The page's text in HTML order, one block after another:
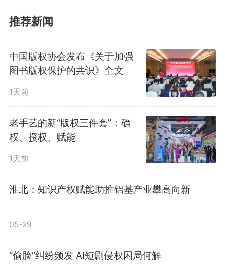
版）》，现印发给你们，供参考使
用。使用过程中，如有相关意见建
议请及时反馈。
国家版权局
2026年5月18日
下载文本请点击
编辑：程宇凡
推荐新闻
中国版权协会发布《关于加强
图书版权保护的共识》全文
1天前
老手艺的新“版权三件套”：确
权、授权、赋能
1天前
淮北：知识产权赋能助推铝基产业攀高向新
05-29
“偷脸”纠纷频发 AI短剧侵权困局何解